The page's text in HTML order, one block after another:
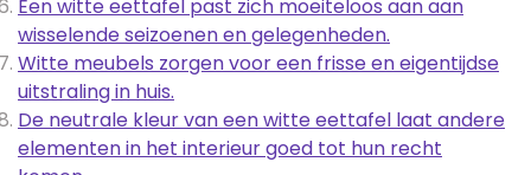
Een witte eettafel past zich moeiteloos aan aan
wisselende seizoenen en gelegenheden.
Witte meubels zorgen voor een frisse en eigentijdse
uitstraling in huis.
De neutrale kleur van een witte eettafel laat andere
elementen in het interieur goed tot hun recht